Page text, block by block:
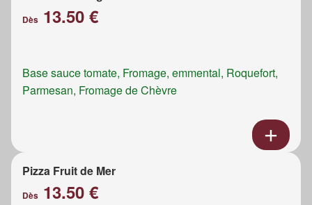
Dès 13.50 €
Base sauce tomate, Fromage, emmental, Roquefort,
Parmesan, Fromage de Chèvre
Pizza Fruit de Mer
Dès 13.50 €